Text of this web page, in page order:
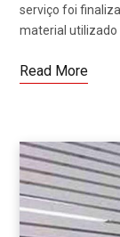
serviço foi
material utilizado
Read More